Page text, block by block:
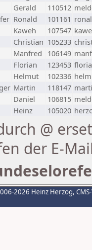
Gerald 110512
Ronald 101161
Kaweh 107547
Christian 105233
Manfred 106149
Florian 123453
Helmut 102336
Martin 118147
Daniel 106815
Heinz 105020
@
der E-
2026 Heinz Herzog,